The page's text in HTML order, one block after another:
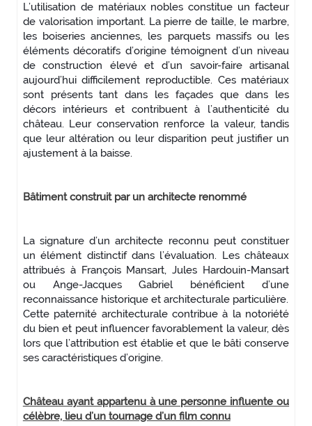
L’utilisation de matériaux nobles constitue un facteur
de valorisation important. La pierre de taille, le marbre,
les boiseries anciennes, les parquets massifs ou les
éléments décoratifs d’origine témoignent d’un niveau
de construction élevé et d’un savoir-faire artisanal
aujourd’hui difficilement reproductible. Ces matériaux
sont présents tant dans les façades que dans les
décors intérieurs et contribuent à l’authenticité du
château. Leur conservation renforce la valeur, tandis
que leur altération ou leur disparition peut justifier un
ajustement à la baisse.
Bâtiment construit par un architecte renommé
La signature d’un architecte reconnu peut constituer
un élément distinctif dans l’évaluation. Les châteaux
attribués à François Mansart,Jules Hardouin-Mansart
ou Ange-Jacques Gabrielbénéficient d’une
reconnaissance historique et architecturale particulière.
Cette paternité architecturale contribue à la notoriété
du bien et peut influencer favorablement la valeur, dès
lors que l’attribution est établie et que le bâti conserve
ses caractéristiques d’origine.
Château ayant appartenu à une personne influente ou
célèbre, lieu d’un tournage d’un film connu